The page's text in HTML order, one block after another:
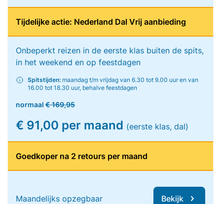
Tijdelijke actie: Nederland Dal Vrij aanbieding
Onbeperkt reizen in de eerste klas buiten de spits,
in het weekend en op feestdagen
Spitstijden: maandag t/m vrijdag van 6.30 tot 9.00 uur en van
16.00 tot 18.30 uur, behalve feestdagen
normaal € 169,95
€ 91,00 per maand (eerste klas, dal)
Goedkoper na 2 retours per maand
Maandelijks opzegbaar Bekijk